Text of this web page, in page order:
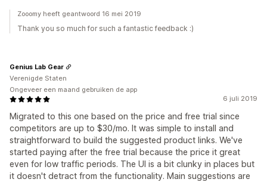
Zooomy heeft geantwoord 16 mei 2019
Thank you so much for such a fantastic feedback :)
6 juli 2019
Migrated to this one based on the price and free trial since
competitors are up to $30/mo. It was simple to install and
straightforward to build the suggested product links. We've
started paying after the free trial because the price it great
even for low traffic periods. The UI is a bit clunky in places but
it doesn't detract from the functionality. Main suggestions are
Genius Lab Gear
Verenigde Staten
Ongeveer een maand gebruiken de app